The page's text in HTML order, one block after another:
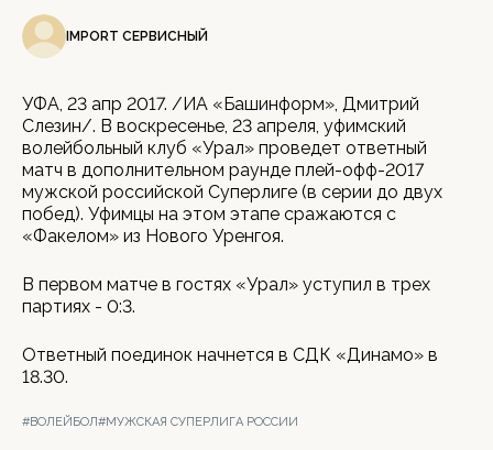
IMPORT СЕРВИСНЫЙ
УФА, 23 апр 2017. /ИА «Башинформ», Дмитрий
Слезин/. В воскресенье, 23 апреля, уфимский
волейбольный клуб «Урал» проведет ответный
матч в дополнительном раунде плей-офф-2017
мужской российской Суперлиге (в серии до двух
побед). Уфимцы на этом этапе сражаются с
«Факелом» из Нового Уренгоя.
В первом матче в гостях «Урал» уступил в трех
партиях - 0:3.
Ответный поединок начнется в СДК «Динамо» в
18.30.
#ВОЛЕЙБОЛ#МУЖСКАЯ СУПЕРЛИГА РОССИИ